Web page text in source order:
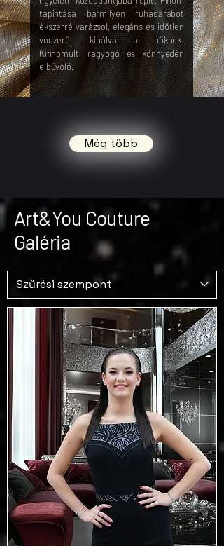
tapintása bármilyen ruhadarabot
ékszerré varázsol, elegáns és időtlen
vonzerőt kínálva a nőknek.
Kifinomult, ragyogó és könnyedén
elbűvölő.
Még több
Art&You Couture
Galéria